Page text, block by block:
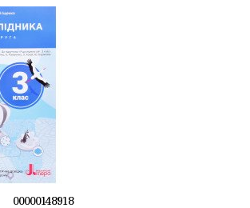
00000148918